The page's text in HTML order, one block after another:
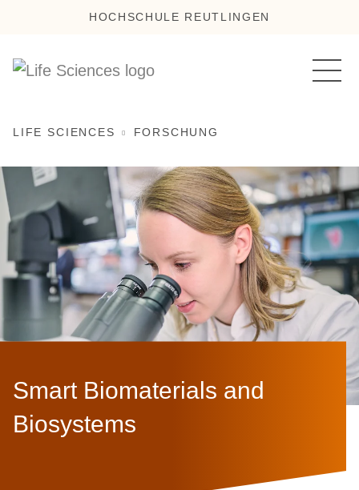
HOCHSCHULE REUTLINGEN
LIFE SCIENCES FORSCHUNG
Smart Biomaterials and
Biosystems